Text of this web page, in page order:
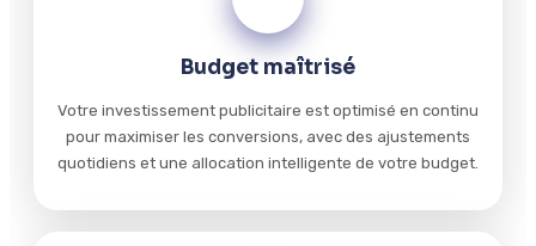
Budget maîtrisé
Votre investissement publicitaire est optimisé en continu
pour maximiser les conversions, avec des ajustements
quotidiens et une allocation intelligente de votre budget.